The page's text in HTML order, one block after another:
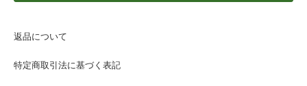
返品について
特定商取引法に基づく表記